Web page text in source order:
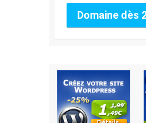
Domaine dès